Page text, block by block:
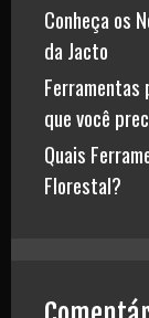
Conheça os
da Jacto
Ferramentas
que você
Quais
Florestal?